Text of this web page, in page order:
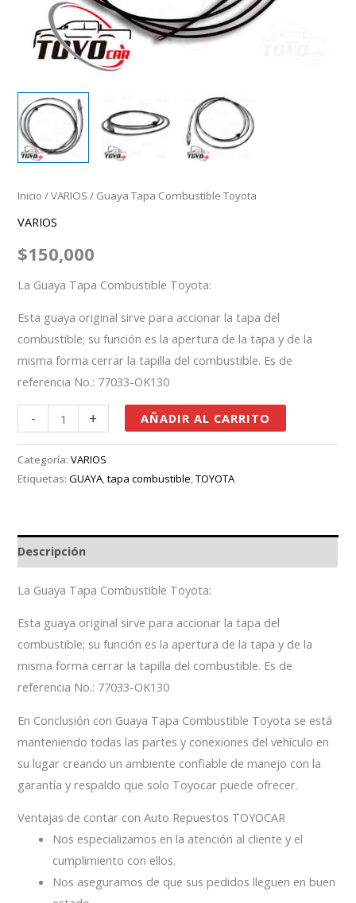
Inicio /VARIOS / Guaya Tapa Combustible Toyota
VARIOS
$150,000
La Guaya Tapa Combustible Toyota:
Esta guaya original sirve para accionar la tapa del
combustible; su función es la apertura de la tapa y de la
misma forma cerrar la tapilla del combustible. Es de
referencia No.: 77033-OK130
- + AÑADIR AL CARRITO
Categoría:VARIOS
Etiquetas:GUAYA,tapa combustible,TOYOTA
Descripción
La Guaya Tapa Combustible Toyota:
Esta guaya original sirve para accionar la tapa del
combustible; su función es la apertura de la tapa y de la
misma forma cerrar la tapilla del combustible. Es de
referencia No.: 77033-OK130
En Conclusión con Guaya Tapa Combustible Toyota se está
manteniendo todas las partes y conexiones del vehículo en
su lugar creando un ambiente confiable de manejo con la
garantía y respaldo que solo Toyocar puede ofrecer.
Ventajas de contar con Auto Repuestos TOYOCAR
Nos especializamos en la atención al cliente y el
cumplimiento con ellos.
Nos aseguramos de que sus pedidos lleguen en buen